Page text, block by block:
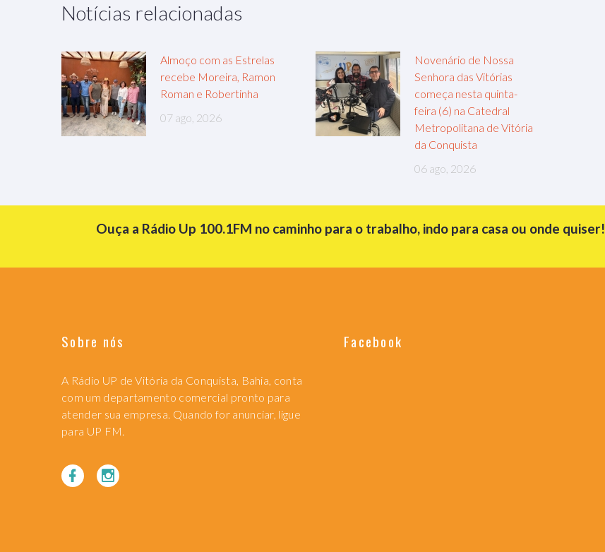
Notícias relacionadas
Almoço com as Estrelas
recebe Moreira, Ramon
Roman e Robertinha
07 ago, 2026
Novenário de Nossa
Senhora das Vitórias
começa nesta quinta-
feira (6) na Catedral
Metropolitana de Vitória
da Conquista
06 ago, 2026
Ouça a Rádio Up 100.1FM no caminho para o trabalho, indo para casa ou onde quiser!
Sobre nós
A Rádio UP de Vitória da Conquista, Bahia, conta
com um departamento comercial pronto para
atender sua empresa. Quando for anunciar, ligue
para UP FM.
Facebook